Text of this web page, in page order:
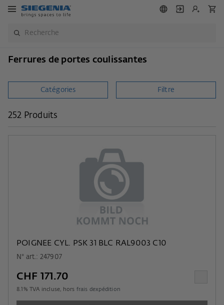
Ferrures de portes coulissantes
Catégories Filtre
252 Produits
POIGNEE CYL. PSK 31 BLC RAL9003 C10
N° art.: 247907
CHF 171.70
8.1 % TVA incluse, hors frais dexpédition